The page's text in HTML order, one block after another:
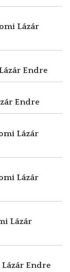
Lázár
Endre
Endre
Lázár
Lázár
Lázár
Endre